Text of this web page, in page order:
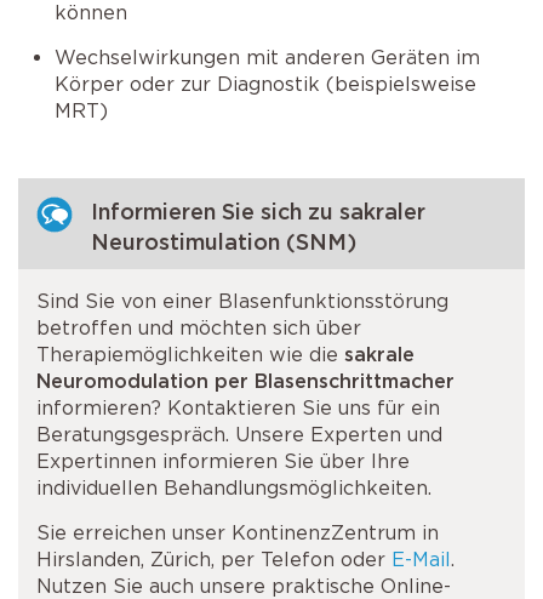
können
Wechselwirkungen mit anderen Geräten im
Körper oder zur Diagnostik (beispielsweise
MRT)
Informieren Sie sich zu sakraler
Neurostimulation (SNM)
Sind Sie von einer Blasenfunktionsstörung
betroffen und möchten sich über
Therapiemöglichkeiten wie die sakrale
Neuromodulation per Blasenschrittmacher
informieren? Kontaktieren Sie uns für ein
Beratungsgespräch. Unsere Experten und
Expertinnen informieren Sie über Ihre
individuellen Behandlungsmöglichkeiten.
Sie erreichen unser KontinenzZentrum in
Hirslanden, Zürich, per Telefon oder E-Mail.
Nutzen Sie auch unsere praktische Online-